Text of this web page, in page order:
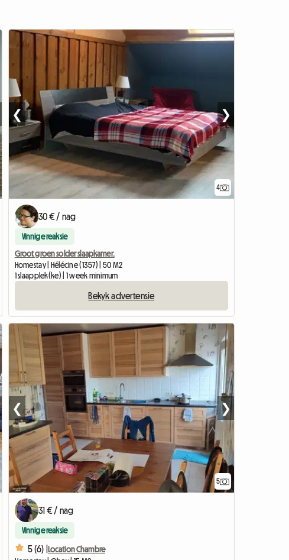
4
❮ ❯
30 € / nag
Vinnige reaksie
Groot groen solder slaapkamer.
Homestay | Hélécine (1357) | 50 M2
1 slaapplek(ke) | 1 week minimum
Bekyk advertensie
5
❮ ❯
31 € / nag
Vinnige reaksie
5 (6) |
Location Chambre